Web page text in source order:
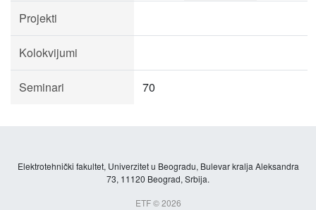
Projekti
Kolokvijumi
Seminari 70
Elektrotehnički fakultet, Univerzitet u Beogradu, Bulevar kralja Aleksandra
73, 11120 Beograd, Srbija.
ETF © 2026